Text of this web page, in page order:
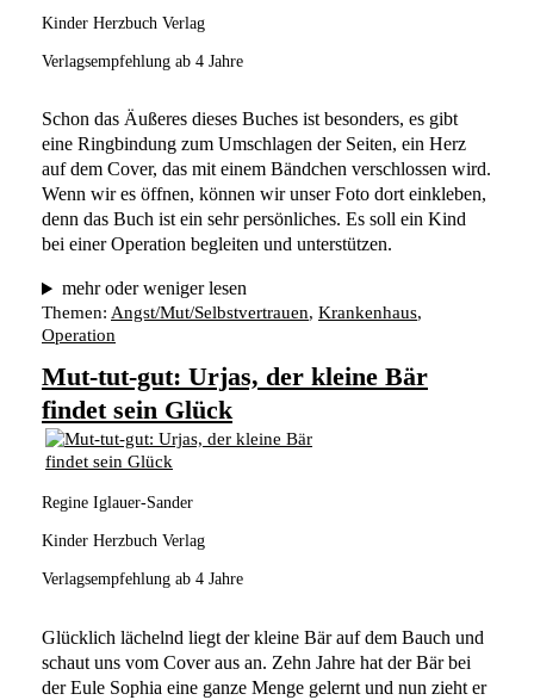
Kinder Herzbuch Verlag
Verlagsempfehlung ab 4 Jahre
Schon das Äußeres dieses Buches ist besonders, es gibt
eine Ringbindung zum Umschlagen der Seiten, ein Herz
auf dem Cover, das mit einem Bändchen verschlossen wird.
Wenn wir es öffnen, können wir unser Foto dort einkleben,
denn das Buch ist ein sehr persönliches. Es soll ein Kind
bei einer Operation begleiten und unterstützen.
mehr oder weniger lesen
Themen: Angst/Mut/Selbstvertrauen, Krankenhaus
Operation
Mut-tut-gut: Urjas, der kleine Bär
findet sein Glück
Regine Iglauer-Sander
Kinder Herzbuch Verlag
Verlagsempfehlung ab 4 Jahre
Glücklich lächelnd liegt der kleine Bär auf dem Bauch und
schaut uns vom Cover aus an. Zehn Jahre hat der Bär bei
der Eule Sophia eine ganze Menge gelernt und nun zieht er